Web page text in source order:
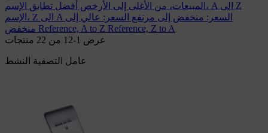
المبيعات، من الأغلى إلى الأرخص أفضل تطابق
الإسم، A الى Z
الإسم، Z الى A
السعر: منخفض إلى مرتفع السعر: عالي إلى
Reference, A to Z Reference, Z to A
عرض 1-12 من 22 منتجات
عامل التصفية النشط